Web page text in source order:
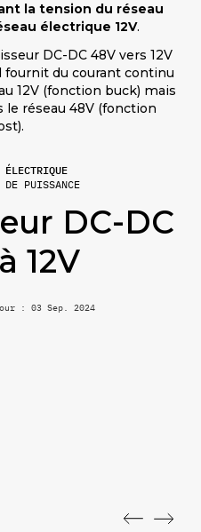
ÉLECTRIQUE
DE PUISSANCE
DC-DC
12V
: 03 Sep. 2024
la tension du réseau
électrique 12V.
DC-DC 48V vers 12V
fournit du courant continu
12V (fonction buck) mais
le réseau 48V (fonction